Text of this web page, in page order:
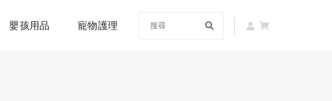
嬰孩用品 寵物護理